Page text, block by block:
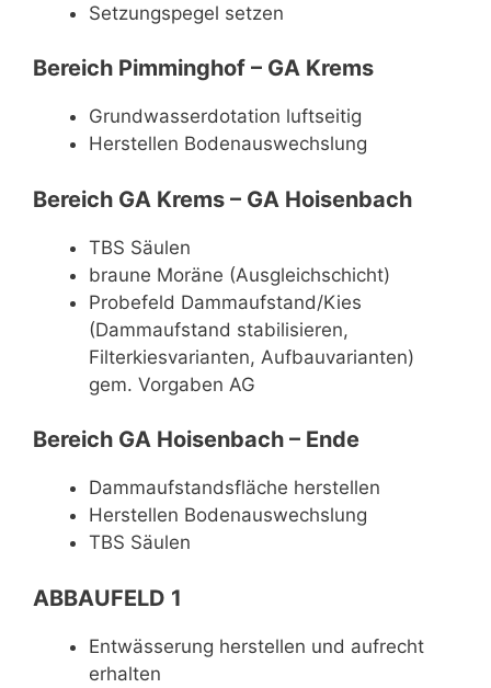
Setzungspegel setzen
Bereich Pimminghof – GA Krems
Grundwasserdotation luftseitig
Herstellen Bodenauswechslung
Bereich GA Krems – GA Hoisenbach
TBS Säulen
braune Moräne (Ausgleichschicht)
Probefeld Dammaufstand/Kies
(Dammaufstand stabilisieren,
Filterkiesvarianten, Aufbauvarianten)
gem. Vorgaben AG
Bereich GA Hoisenbach – Ende
Dammaufstandsfläche herstellen
Herstellen Bodenauswechslung
TBS Säulen
ABBAUFELD 1
Entwässerung herstellen und aufrecht
erhalten